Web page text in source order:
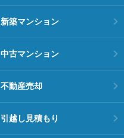
新築マンション
中古マンション
不動産売却
引越し見積もり